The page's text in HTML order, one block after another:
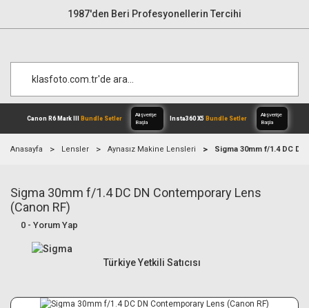
1987'den Beri Profesyonellerin Tercihi
Canon R6 Mark IIIBundle Setler
Alışverişe
Anasayfa Lensler Aynasız Makine Lensleri Sigma 30mm f/1.4 DC
Sigma 30mm f/1.4 DC DN Contemporary Lens
(Canon RF)
0 - Yorum Yap
Türkiye Yetkili Satıcısı